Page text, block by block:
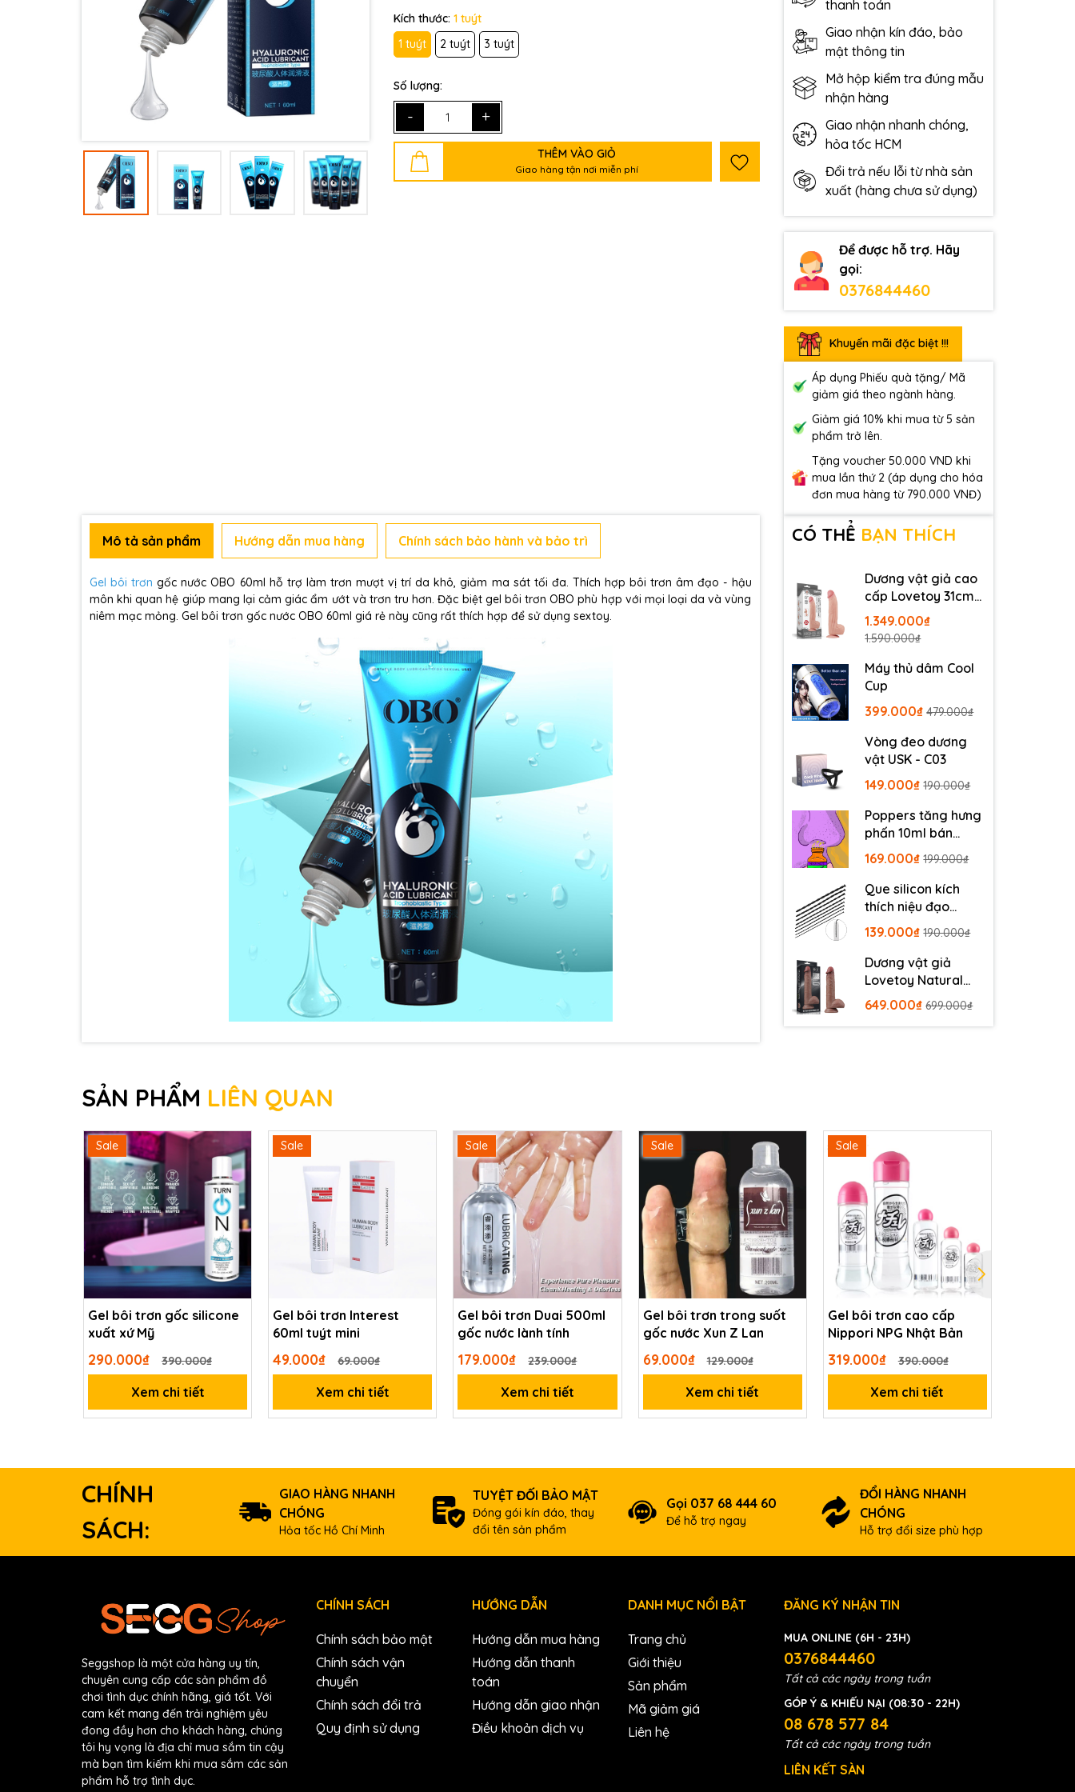
Kích thước: 1 tuýt
1 tuýt
2 tuýt 3 tuýt
Số lượng:
- +
THÊM VÀO GIỎ
Giao hàng tận nơi miễn phí
thanh toán
Giao nhận kín đáo, bảo
mật thông tin
Mở hộp kiểm tra đúng mẫu
nhận hàng
Giao nhận nhanh chóng,
hỏa tốc HCM
Đổi trả nếu lỗi từ nhà sản
xuất (hàng chưa sử dụng)
Để được hỗ trợ. Hãy
gọi:
0376844460
Khuyến mãi đặc biệt !!!
Áp dụng Phiếu quà tặng/ Mã
giảm giá theo ngành hàng.
Giảm giá 10% khi mua từ 5 sản
phẩm trở lên.
Tặng voucher 50.000 VND khi
mua lần thứ 2 (áp dụng cho hóa
đơn mua hàng từ 790.000 VNĐ)
Mô tả sản phẩm Hướng dẫn mua hàng Chính sách bảo hành và bảo trì
Gel bôi trơn gốc nước OBO 60ml hỗ trợ làm trơn mượt vị trí da khô, giảm ma sát tối đa. Thích hợp bôi trơn âm đạo - hậu
môn khi quan hệ giúp mang lại cảm giác ẩm ướt và trơn tru hơn. Đặc biệt gel bôi trơn OBO phù hợp với mọi loại da và vùng
niêm mạc mỏng. Gel bôi trơn gốc nước OBO 60ml giá rẻ này cũng rất thích hợp để sử dụng sextoy.
CÓ THỂ BẠN THÍCH
Dương vật giả cao
cấp Lovetoy 31cm
da trượt
1.349.000₫
1.590.000₫
Máy thủ dâm Cool
Cup
399.000₫ 479.000₫
Vòng đeo dương
vật USK - C03
149.000₫ 190.000₫
Poppers tăng hưng
phấn 10ml bán
chạy
169.000₫ 199.000₫
Que silicon kích
thích niệu đạo
SDL140
139.000₫ 190.000₫
Dương vật giả
Lovetoy Natural
Cock 9 inch
649.000₫ 699.000₫
SẢN PHẨM LIÊN QUAN
Sale
Gel bôi trơn gốc silicone
xuất xứ Mỹ
290.000₫ 390.000₫
Xem chi tiết
Sale
Gel bôi trơn Interest
60ml tuýt mini
49.000₫ 69.000₫
Xem chi tiết
Sale
Gel bôi trơn Duai 500ml
gốc nước lành tính
179.000₫ 239.000₫
Xem chi tiết
Sale
Gel bôi trơn trong suốt
gốc nước Xun Z Lan
69.000₫ 129.000₫
Xem chi tiết
Sale
Gel bôi trơn cao cấp
Nippori NPG Nhật Bản
319.000₫ 390.000₫
Xem chi tiết
CHÍNH
SÁCH:
GIAO HÀNG NHANH
CHÓNG
Hỏa tốc Hồ Chí Minh
TUYỆT ĐỐI BẢO MẬT
Đóng gói kín đáo, thay
đổi tên sản phẩm
Gọi 037 68 444 60
Để hỗ trợ ngay
ĐỔI HÀNG NHANH
CHÓNG
Hỗ trợ đổi size phù hợp
Seggshop là một cửa hàng uy tín,
chuyên cung cấp các sản phẩm đồ
chơi tình dục chính hãng, giá tốt. Với
cam kết mang đến trải nghiệm yêu
đong đầy hơn cho khách hàng, chúng
tôi hy vọng là địa chỉ mua sắm tin cậy
mà bạn tìm kiếm khi mua sắm các sản
phẩm hỗ trợ tình dục.
CHÍNH SÁCH
Chính sách bảo mật
Chính sách vận
chuyển
Chính sách đổi trả
Quy định sử dụng
HƯỚNG DẪN
Hướng dẫn mua hàng
Hướng dẫn thanh
toán
Hướng dẫn giao nhận
Điều khoản dịch vụ
DANH MỤC NỔI BẬT
Trang chủ
Giới thiệu
Sản phẩm
Mã giảm giá
Liên hệ
ĐĂNG KÝ NHẬN TIN
MUA ONLINE (6H - 23H)
0376844460
Tất cả các ngày trong tuần
GÓP Ý & KHIẾU NẠI (08:30 - 22H)
08 678 577 84
Tất cả các ngày trong tuần
LIÊN KẾT SÀN